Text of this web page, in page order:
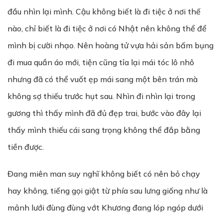
đầu nhìn lại mình. Cậu không biết là đi tiệc ở nơi thế
nào, chỉ biết là đi tiệc ở nơi có Nhật nên không thể để
mình bị cười nhạo. Nên hoàng tử vựa hải sản bấm bụng
đi mua quần áo mới, tiện cũng tỉa lại mái tóc lô nhô
nhưng đã có thể vuốt ẹp mái sang một bên trán mà
không sợ thiếu trước hụt sau. Nhìn đi nhìn lại trong
gương thì thấy mình đã đủ đẹp trai, bước vào đây lại
thấy mình thiếu cái sang trọng không thể đắp bằng
tiền được.
Đang miên man suy nghĩ không biết có nên bỏ chạy
hay không, tiếng gọi giật từ phía sau lưng giống như là
mảnh lưới đùng đùng vớt Khương đang lóp ngóp dưới